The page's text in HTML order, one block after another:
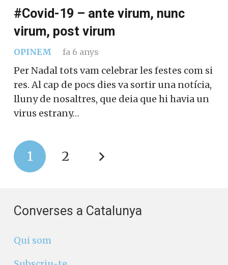
#Covid-19 – ante virum, nunc
virum, post virum
OPINEM fa 6 anys
Per Nadal tots vam celebrar les festes com si
res. Al cap de pocs dies va sortir una notícia,
lluny de nosaltres, que deia que hi havia un
virus estrany…
1 2
Converses a Catalunya
Qui som